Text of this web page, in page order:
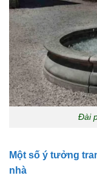
Đài
Một số ý tưởng
nhà